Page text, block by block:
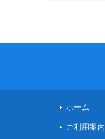
ホーム
ご利用案内